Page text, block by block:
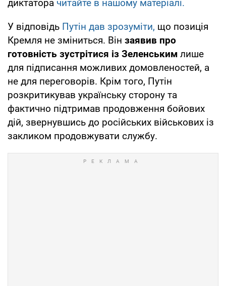
диктатора читайте в нашому матеріалі.
У відповідь Путін дав зрозуміти, що позиція
Кремля не зміниться. Він заявив про
готовність зустрітися із Зеленським лише
для підписання можливих домовленостей, а
не для переговорів. Крім того, Путін
розкритикував українську сторону та
фактично підтримав продовження бойових
дій, звернувшись до російських військових із
закликом продовжувати службу.